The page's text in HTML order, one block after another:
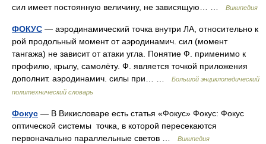
сил имеет постоянную величину, не зависящую… …
Википедия
ФОКУС — аэродинамический точка внутри ЛА, относительно к
рой продольный момент от аэродинамич. сил (момент
тангажа) не зависит от атаки угла. Понятие Ф. применимо к
профилю, крылу, самолёту. Ф. является точкой приложения
дополнит. аэродинамич. силы при… …
Большой энциклопедический
политехнический словарь
Фокус — В Викисловаре есть статья «Фокус» Фокус: Фокус
оптической системы точка, в которой пересекаются
первоначально параллельные светов …
Википедия